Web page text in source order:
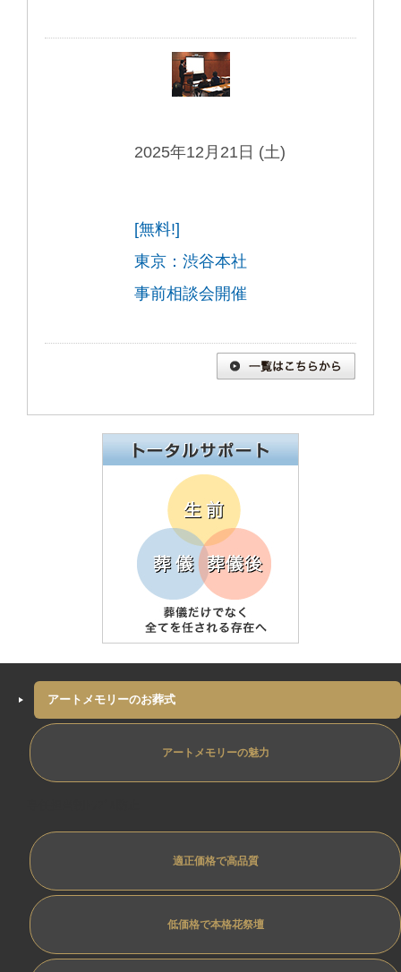
2025年12月21日 (土)
[無料!]
東京：渋谷本社
事前相談会開催
アートメモリーのお葬式
アートメモリーの魅力
適正価格で高品質
低価格で本格花祭壇